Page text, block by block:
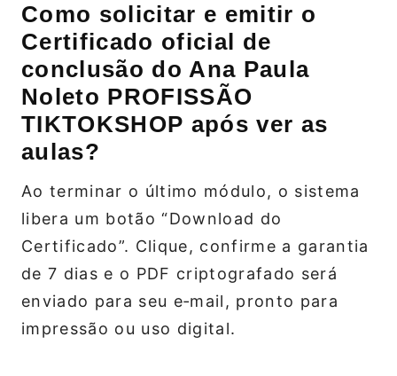
Como solicitar e emitir o
Certificado oficial de
conclusão do Ana Paula
Noleto PROFISSÃO
TIKTOKSHOP após ver as
aulas?
Ao terminar o último módulo, o sistema
libera um botão “Download do
Certificado”. Clique, confirme a garantia
de 7 dias e o PDF criptografado será
enviado para seu e‑mail, pronto para
impressão ou uso digital.